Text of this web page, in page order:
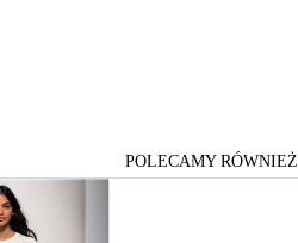
POLECAMY RÓWNIEŻ